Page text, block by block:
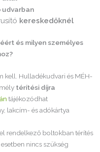
udvarban
kereskedőknél
és milyen személyes
kell. Hulladékudvari és MÉH-
térítési díjra
tájékozódhat
lakcím- és adókártya
rendelkező boltokban térítés
nincs szükség